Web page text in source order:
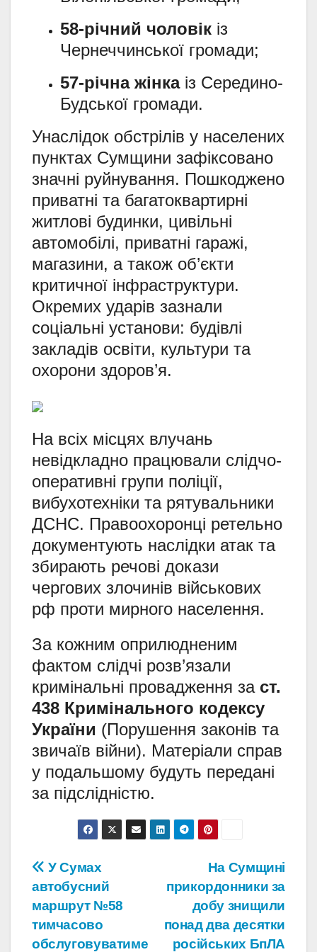
58-річний чоловік із
Чернеччинської громади;
57-річна жінкаіз Середино-
Будської громади.
Унаслідок обстрілів у населених
пунктах Сумщини зафіксовано
значні руйнування. Пошкоджено
приватні та багатоквартирні
житлові будинки, цивільні
автомобілі, приватні гаражі,
магазини, а також об’єкти
критичної інфраструктури.
Окремих ударів зазнали
соціальні установи: будівлі
закладів освіти, культури та
охорони здоров’я.
На всіх місцях влучань
невідкладно працювали слідчо-
оперативні групи поліції,
вибухотехніки та рятувальники
ДСНС. Правоохоронці ретельно
документують наслідки атак та
збирають речові докази
чергових злочинів військових
рф проти мирного населення.
За кожним оприлюдненим
фактом слідчі розв’язали
кримінальні провадження за ст.
438 Кримінального кодексу
України (Порушення законів та
звичаїв війни). Матеріали справ
у подальшому будуть передані
за підслідністю.
Навігація
записів
На Сумщині
прикордонники за
добу знищили
понад два десятки
російських БпЛА
У Сумах
автобусний
маршрут №58
тимчасово
обслуговуватиме